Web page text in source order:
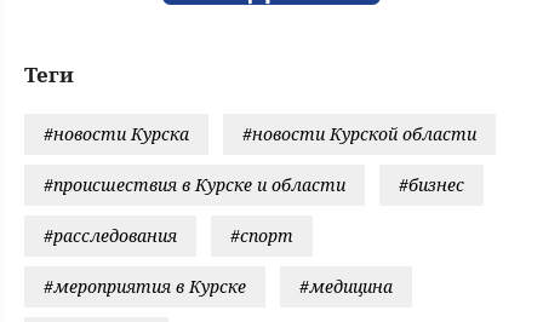
Теги
#новости Курска #новости Курской области
#происшествия в Курске и области #бизнес
#расследования #спорт
#мероприятия в Курске #медицина